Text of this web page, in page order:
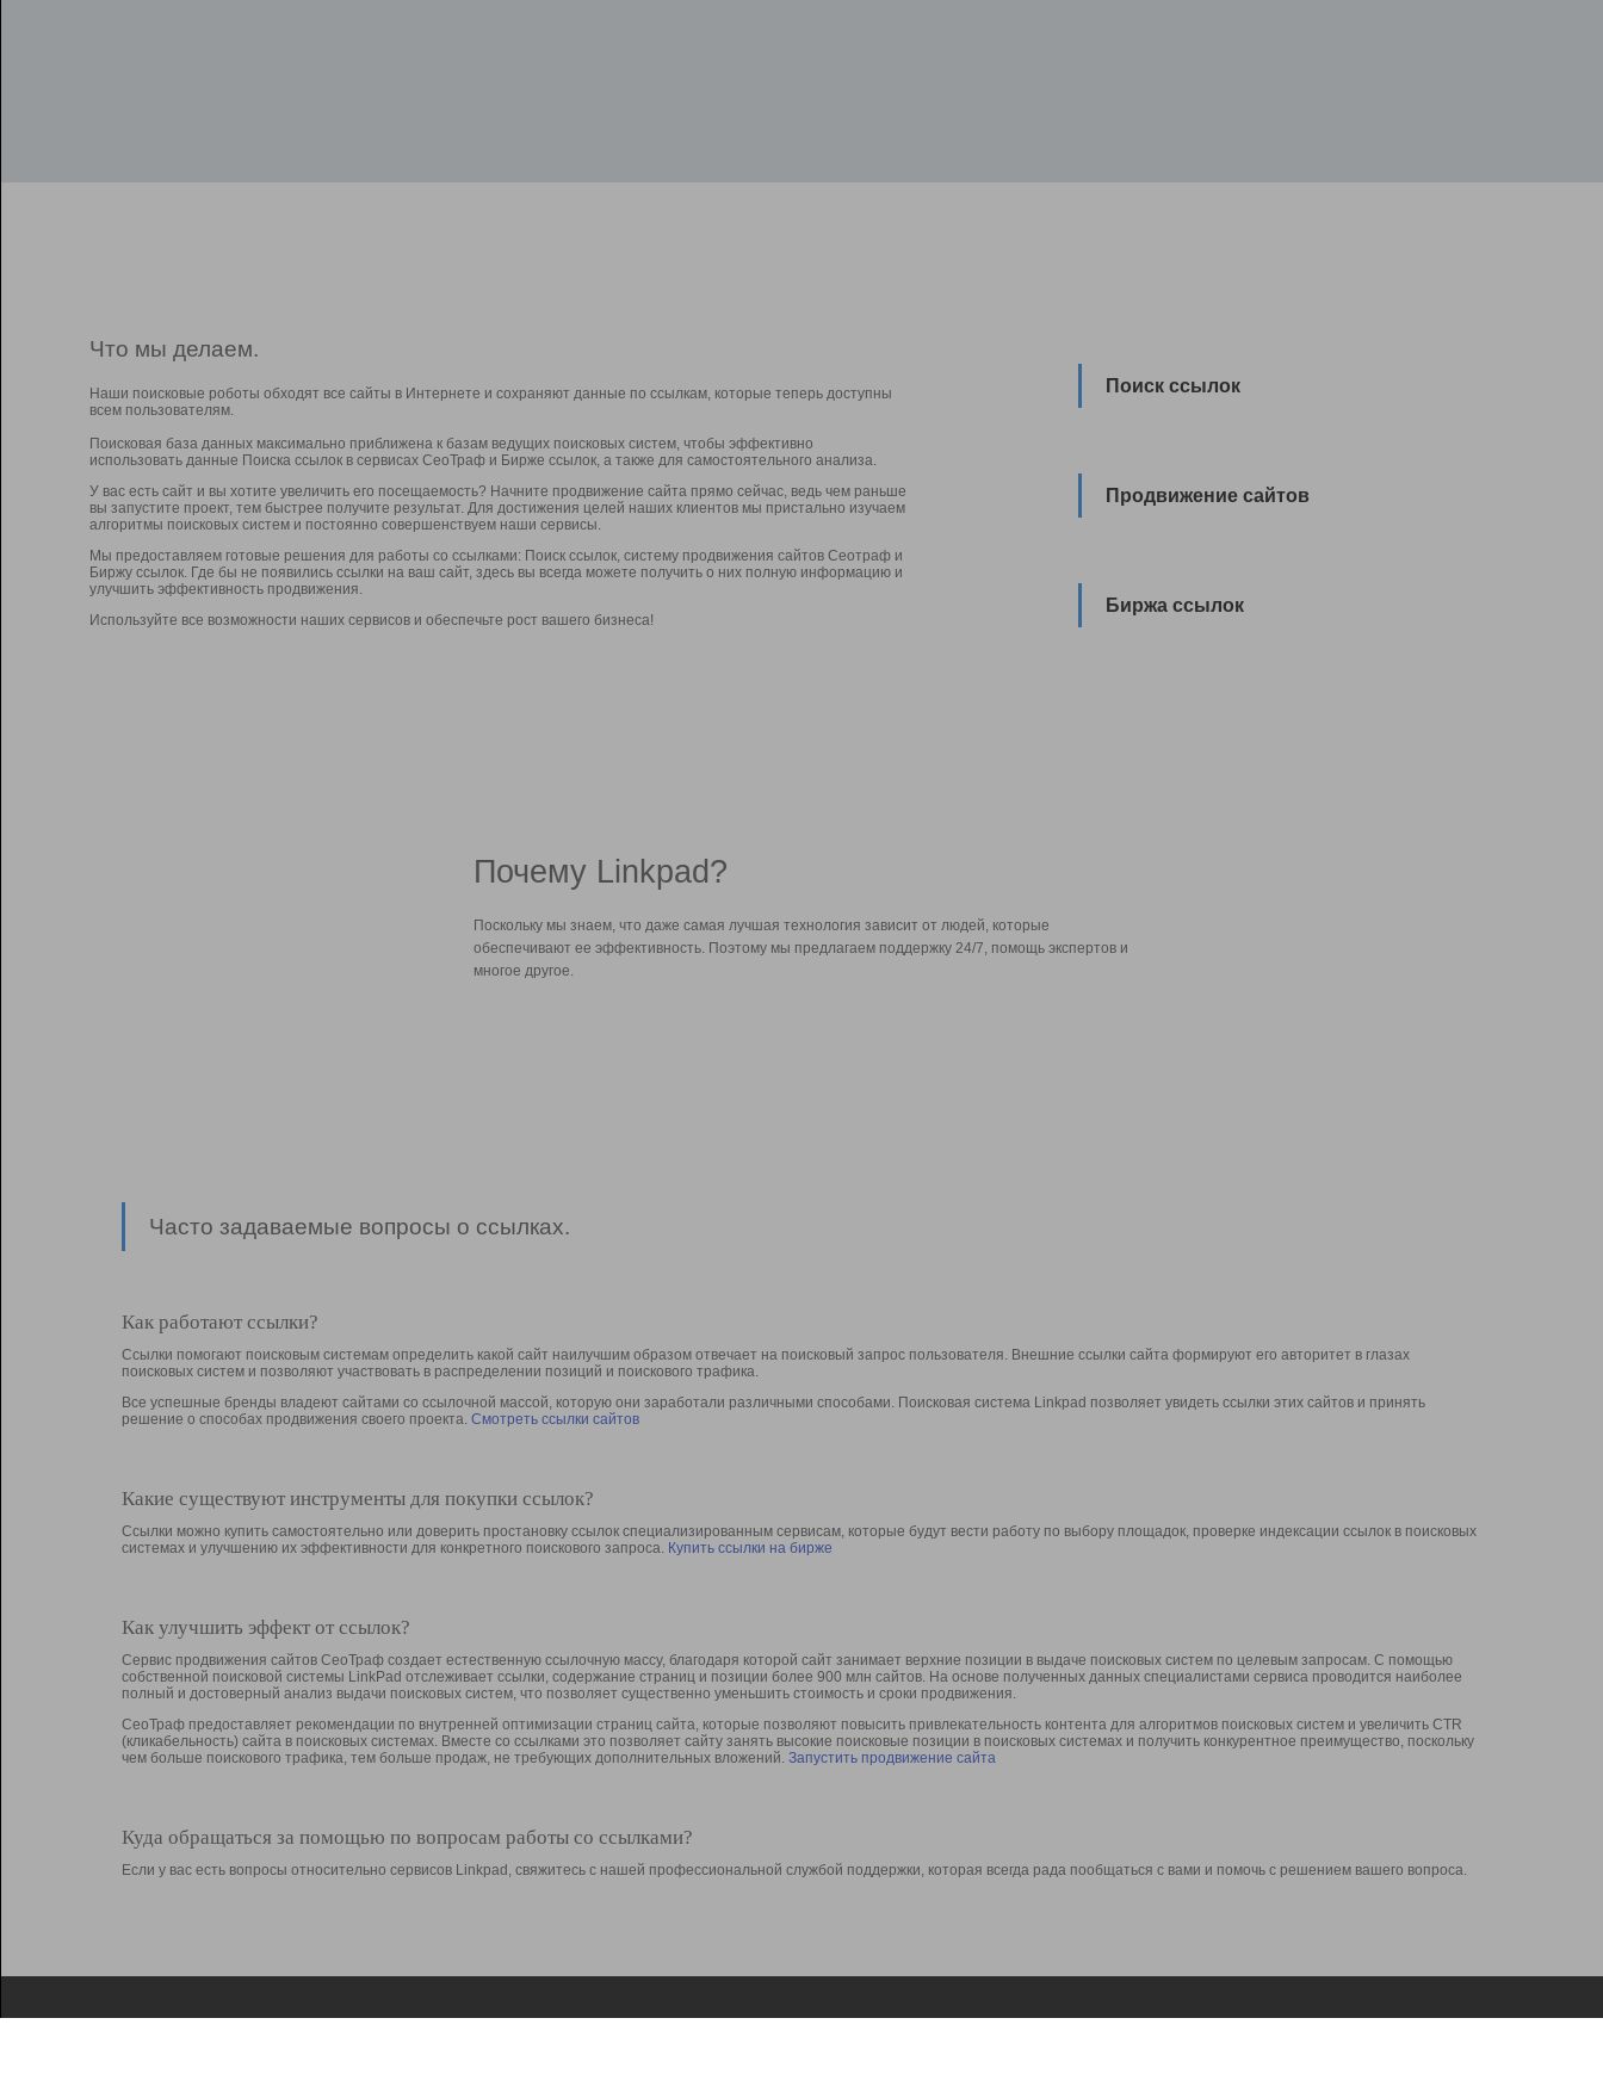
Что мы делаем.
Наши поисковые роботы обходят все сайты в Интернете и сохраняют данные по ссылкам, которые теперь доступны
всем пользователям.
Поисковая база данных максимально приближена к базам ведущих поисковых систем, чтобы эффективно
использовать данные Поиска ссылок в сервисах СеоТраф и Бирже ссылок, а также для самостоятельного анализа.
У вас есть сайт и вы хотите увеличить его посещаемость? Начните продвижение сайта прямо сейчас, ведь чем раньше
вы запустите проект, тем быстрее получите результат. Для достижения целей наших клиентов мы пристально изучаем
алгоритмы поисковых систем и постоянно совершенствуем наши сервисы.
Мы предоставляем готовые решения для работы со ссылками: Поиск ссылок, систему продвижения сайтов Сеотраф и
Биржу ссылок. Где бы не появились ссылки на ваш сайт, здесь вы всегда можете получить о них полную информацию и
улучшить эффективность продвижения.
Используйте все возможности наших сервисов и обеспечьте рост вашего бизнеса!
Поиск ссылок
Продвижение сайтов
Биржа ссылок
Почему Linkpad?
Поскольку мы знаем, что даже самая лучшая технология зависит от людей, которые
обеспечивают ее эффективность. Поэтому мы предлагаем поддержку 24/7, помощь экспертов и
многое другое.
Часто задаваемые вопросы о ссылках.
Как работают ссылки?
Ссылки помогают поисковым системам определить какой сайт наилучшим образом отвечает на поисковый запрос пользователя. Внешние ссылки сайта формируют его авторитет в глазах
поисковых систем и позволяют участвовать в раcпределении позиций и поискового трафика.
Все успешные бренды владеют сайтами со ссылочной массой, которую они заработали различными способами. Поисковая система Linkpad позволяет увидеть ссылки этих сайтов и принять
решение о способах продвижения своего проекта. Смотреть ссылки сайтов
Какие существуют инструменты для покупки ссылок?
Ссылки можно купить самостоятельно или доверить простановку ссылок специализированным сервисам, которые будут вести работу по выбору площадок, проверке индексации ссылок в поисковых
системах и улучшению их эффективности для конкретного поискового запроса. Купить ссылки на бирже
Как улучшить эффект от ссылок?
Сервис продвижения сайтов СеоТраф создает естественную ссылочную массу, благодаря которой сайт занимает верхние позиции в выдаче поисковых систем по целевым запросам. С помощью
собственной поисковой системы LinkPad отслеживает ссылки, содержание страниц и позиции более 900 млн сайтов. На основе полученных данных специалистами сервиса проводится наиболее
полный и достоверный анализ выдачи поисковых систем, что позволяет существенно уменьшить стоимость и сроки продвижения.
СеоТраф предоставляет рекомендации по внутренней оптимизации страниц сайта, которые позволяют повысить привлекательность контента для алгоритмов поисковых систем и увеличить CTR
(кликабельность) сайта в поисковых системах. Вместе со ссылками это позволяет сайту занять высокие поисковые позиции в поисковых системах и получить конкурентное преимущество, поскольку
чем больше поискового трафика, тем больше продаж, не требующих дополнительных вложений. Запустить продвижение сайта
Куда обращаться за помощью по вопросам работы со ссылками?
Если у вас есть вопросы относительно сервисов Linkpad, свяжитесь с нашей профессиональной службой поддержки, которая всегда рада пообщаться с вами и помочь с решением вашего вопроса.